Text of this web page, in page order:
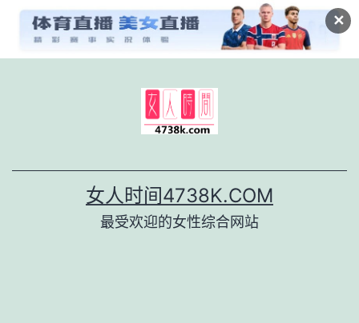
✕
女人时间4738K.COM
最受欢迎的女性综合网站